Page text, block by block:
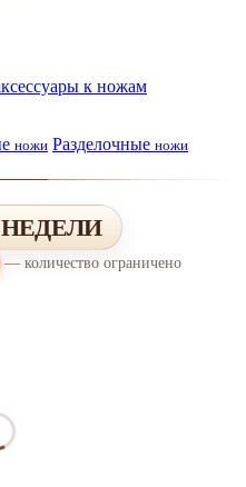
к ножам
ножи Разделочные ножи
— количество ограничено